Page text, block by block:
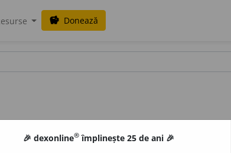
savings Donează
🎉 dexonline® împlinește 25 de ani 🎉